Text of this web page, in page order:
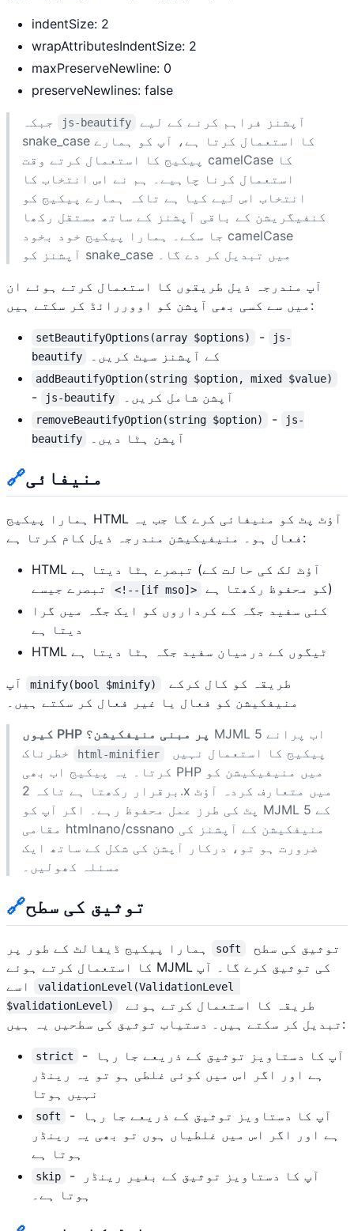
indentSize: 2
wrapAttributesIndentSize: 2
maxPreserveNewline: 0
preserveNewlines: false
js-beautify
snake_case کا استعمال کرتا ہے، آپ کو ہمارے
پیکیج کا استعمال کرتے وقت camelCase کا
استعمال کرنا چاہیے۔ ہم نے اس انتخاب کا
انتخاب اس لیے کیا ہے تاکہ ہمارے پیکیج کو
کنفیگریشن کے باقی آپشنز کے ساتھ مستقل رکھا
جا سکے۔ ہمارا پیکیج خود بخود camelCase
آپشنز کو snake_case میں تبدیل کر دے گا۔
آپ مندرجہ ذیل طریقوں کا استعمال کرتے ہوئے ان
میں سے کسی بھی آپشن کو اووررائڈ کر سکتے ہیں:
setBeautifyOptions(array $options) -
js-
beautify
کے آپشنز سیٹ کریں۔
addBeautifyOption(string $option, mixed $value)
- js-beautify آپشن شامل کریں۔
removeBeautifyOption(string $option) -
js-
beautify
آپشن ہٹا دیں۔
🔗منیفائی
ہمارا پیکیج HTML آؤٹ پٹ کو منیفائی کرے گا جب یہ
فعال ہو۔ منیفیکیشن مندرجہ ذیل کام کرتا ہے:
HTML تبصرے ہٹا دیتا ہے (آؤٹ لک کی حالت کے
<!--[if mso]>
کو محفوظ رکھتا ہے)
کئی سفید جگہ کے کرداروں کو ایک جگہ میں گرا
دیتا ہے
HTML ٹیگوں کے درمیان سفید جگہ ہٹا دیتا ہے
minify(bool $minify)
منیفکیشن کو فعال یا غیر فعال کر سکتے ہیں۔
کیوں PHP پر مبنی منیفکیشن؟ MJML 5 اب پرانے
html-minifier
کرتا۔ یہ پیکیج اب بھی PHP میں منیفیکیشن کو
برقرار رکھتا ہے تاکہ 2.x میں متعارف کردہ آؤٹ
پٹ کی طرز عمل محفوظ رہے۔ اگر آپ کو MJML 5 کے
مقامی htmlnano/cssnano منیفکیشن کے آپشنز کی
ضرورت ہو تو، درکار آپشن کی شکل کے ساتھ ایک
مسئلہ کھولیں۔
🔗توثیق کی سطح
soft
کا استعمال کرتے ہوئے MJML کی توثیق کرے گا۔ آپ
validationLevel(ValidationLevel
$validationLevel)
تبدیل کر سکتے ہیں۔ دستیاب توثیق کی سطحیں یہ ہیں:
strict
- آپ کا دستاویز توثیق کے ذریعے جا رہا
ہے اور اگر اس میں کوئی غلطی ہو تو یہ رینڈر
نہیں ہوتا
soft
- آپ کا دستاویز توثیق کے ذریعے جا رہا
ہے اور اگر اس میں غلطیاں ہوں تو بھی یہ رینڈر
ہوتا ہے
skip
- آپ کا دستاویز توثیق کے بغیر رینڈر
ہوتا ہے۔